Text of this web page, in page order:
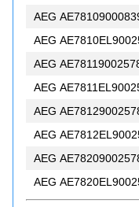
AEG
AEG
AEG
AEG
AEG
AEG
AEG
AEG